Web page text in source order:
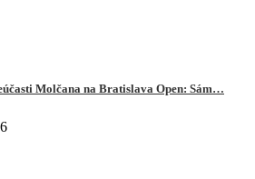
Molčana na Bratislava Open: Sám…